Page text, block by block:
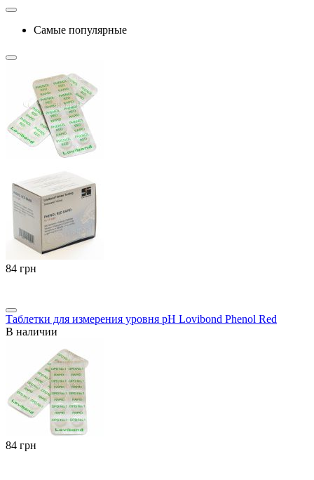
Самые популярные
‍84‍ грн
Таблетки для измерения уровня pH Lovibond Phenol Red
В наличии
‍84‍ грн